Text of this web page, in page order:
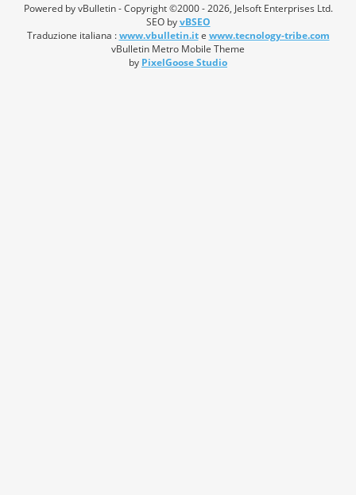
Powered by vBulletin - Copyright ©2000 - 2026, Jelsoft Enterprises Ltd.
SEO byvBSEO
Traduzione italiana :www.vbulletin.ite www.tecnology-tribe.com
vBulletin Metro Mobile Theme
by PixelGoose Studio